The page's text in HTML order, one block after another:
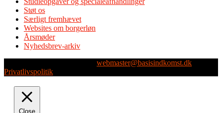
Støt os
Særligt fremhævet
Websites om borgerløn
Årsmøder
Nyhedsbrev-arkiv
webmaster@basisindkomst.dk
Privatlivspolitik
Close